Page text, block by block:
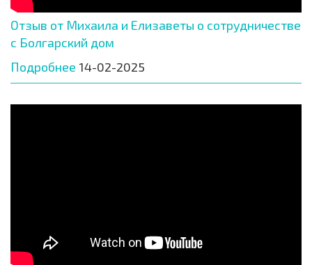
Отзыв от Михаила и Елизаветы о сотрудничестве
с Болгарский дом
Подробнее 14-02-2025